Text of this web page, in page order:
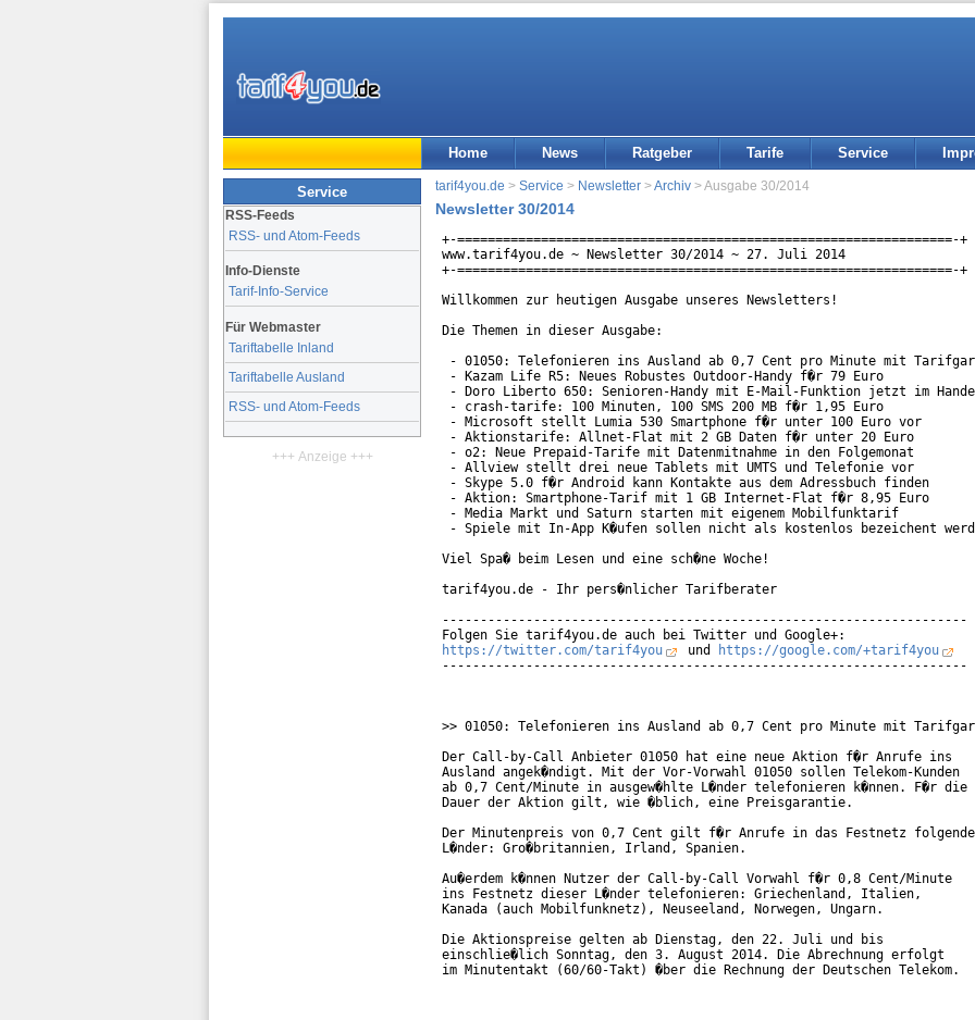
Home News Ratgeber Tarife Service
Service
RSS-Feeds
RSS- und Atom-Feeds
Info-Dienste
Tarif-Info-Service
Für Webmaster
Tariftabelle Inland
Tariftabelle Ausland
RSS- und Atom-Feeds
+++ Anzeige +++
tarif4you.de > Service > Newsletter > Archiv > Ausgabe 30/2014
Newsletter 30/2014
+-=================================================================-+
www.tarif4you.de ~ Newsletter 30/2014 ~ 27. Juli 2014
+-=================================================================-+
Willkommen zur heutigen Ausgabe unseres Newsletters!
Die Themen in dieser Ausgabe:
- 01050: Telefonieren ins Ausland ab 0,7 Cent pro Minute mit
- Kazam Life R5: Neues Robustes Outdoor-Handy f�r 79 Euro
- Doro Liberto 650: Senioren-Handy mit E-Mail-Funktion jetzt im
- crash-tarife: 100 Minuten, 100 SMS 200 MB f�r 1,95 Euro
- Microsoft stellt Lumia 530 Smartphone f�r unter 100 Euro vor
- Aktionstarife: Allnet-Flat mit 2 GB Daten f�r unter 20 Euro
- o2: Neue Prepaid-Tarife mit Datenmitnahme in den Folgemonat
- Allview stellt drei neue Tablets mit UMTS und Telefonie vor
- Skype 5.0 f�r Android kann Kontakte aus dem Adressbuch finden
- Aktion: Smartphone-Tarif mit 1 GB Internet-Flat f�r 8,95 Euro
- Media Markt und Saturn starten mit eigenem Mobilfunktarif
- Spiele mit In-App K�ufen sollen nicht als kostenlos bezeichent
Viel Spa� beim Lesen und eine sch�ne Woche!
tarif4you.de - Ihr pers�nlicher Tarifberater
---------------------------------------------------------------------
https://twitter.com/tarif4you
und
https://google.com/+tarif4you
---------------------------------------------------------------------
>> 01050: Telefonieren ins Ausland ab 0,7 Cent pro Minute mit
Der Call-by-Call Anbieter 01050 hat eine neue Aktion f�r Anrufe ins
Ausland angek�ndigt. Mit der Vor-Vorwahl 01050 sollen Telekom-Kunden
ab 0,7 Cent/Minute in ausgew�hlte L�nder telefonieren k�nnen. F�r die
Dauer der Aktion gilt, wie �blich, eine Preisgarantie.
Der Minutenpreis von 0,7 Cent gilt f�r Anrufe in das Festnetz
L�nder: Gro�britannien, Irland, Spanien.
Au�erdem k�nnen Nutzer der Call-by-Call Vorwahl f�r 0,8 Cent/Minute
ins Festnetz dieser L�nder telefonieren: Griechenland, Italien,
Kanada (auch Mobilfunknetz), Neuseeland, Norwegen, Ungarn.
Die Aktionspreise gelten ab Dienstag, den 22. Juli und bis
einschlie�lich Sonntag, den 3. August 2014. Die Abrechnung erfolgt
im Minutentakt (60/60-Takt) �ber die Rechnung der Deutschen Telekom.